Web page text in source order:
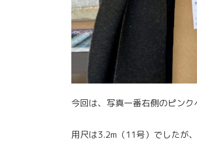
今回は、写真一番右側のピン
用尺は3.2m（11号）でしたが